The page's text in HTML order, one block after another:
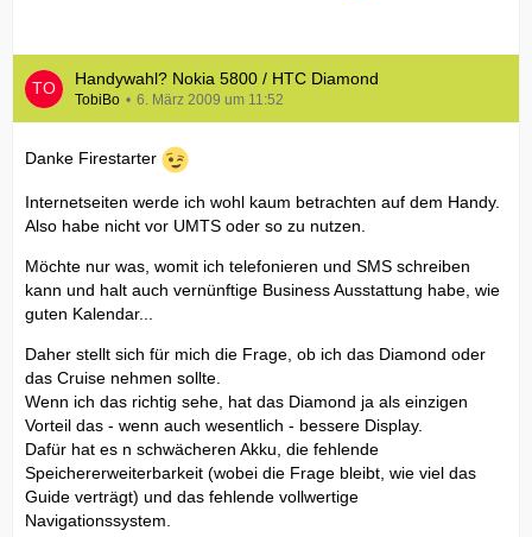
Handywahl? Nokia 5800 / HTC Diamond
TobiBo 6. März 2009 um 11:52
Danke Firestarter
Internetseiten werde ich wohl kaum betrachten auf dem Handy.
Also habe nicht vor UMTS oder so zu nutzen.
Möchte nur was, womit ich telefonieren und SMS schreiben
kann und halt auch vernünftige Business Ausstattung habe, wie
guten Kalendar...
Daher stellt sich für mich die Frage, ob ich das Diamond oder
das Cruise nehmen sollte.
Wenn ich das richtig sehe, hat das Diamond ja als einzigen
Vorteil das - wenn auch wesentlich - bessere Display.
Dafür hat es n schwächeren Akku, die fehlende
Speichererweiterbarkeit (wobei die Frage bleibt, wie viel das
Guide verträgt) und das fehlende vollwertige
Navigationssystem.